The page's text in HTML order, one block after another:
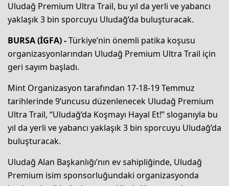
Uludağ Premium Ultra Trail, bu yıl da yerli ve yabancı
yaklaşık 3 bin sporcuyu Uludağ’da buluşturacak.
BURSA (İGFA) -Türkiye’nin önemli patika koşusu
organizasyonlarından Uludağ Premium Ultra Trail için
geri sayım başladı.
Mint Organizasyon tarafından 17-18-19 Temmuz
tarihlerinde 9’uncusu düzenlenecek Uludağ Premium
Ultra Trail, “Uludağ’da Koşmayı Hayal Et!” sloganıyla bu
yıl da yerli ve yabancı yaklaşık 3 bin sporcuyu Uludağ’da
buluşturacak.
Uludağ Alan Başkanlığı’nın ev sahipliğinde, Uludağ
Premium isim sponsorluğundaki organizasyonda